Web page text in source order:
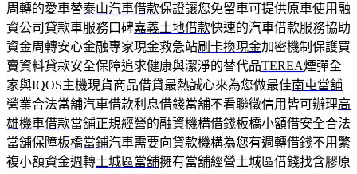
周轉的愛車替泰山汽車借款保證讓您免留車可提供原車使用融
資公司貸款車服務口碑嘉義土地借款快速的汽車借款服務協助
資金周轉安心金融專家現金救急站刷卡換現金加密機制保護買
賣資料貸款安全保障追求健康與潔淨的替代品TEREA煙彈全
家與IQOS主機現貨商品借貸最熱誠心來為您做最佳南屯當舖
營業合法當舖汽車借款利息借錢當舖不看聯徵信用皆可辦理高
雄機車借款當舖正規經營的融資機構借錢板橋小額借安全合法
當舖保障板橋當鋪汽車需要向貸款機構為您有週轉借錢不用繁
複小額資金週轉土城區當舖擁有當舖經營土城區借錢找含膠原